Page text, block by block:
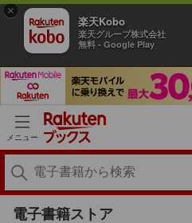
×
楽天Kobo
楽天グループ株式会社
無料 - Google Play
メニュー
電子書籍ストア
コミック
小説・エッセイ
ビジネス